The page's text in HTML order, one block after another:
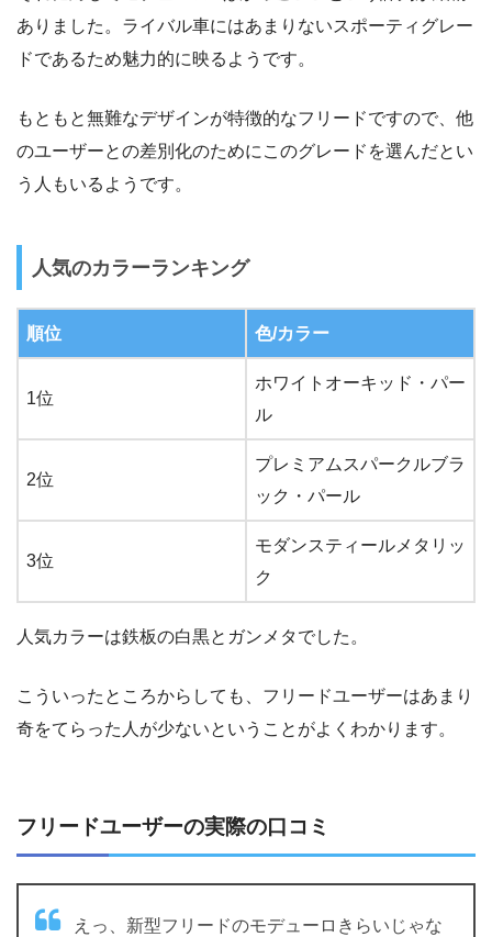
ありました。ライバル車にはあまりないスポーティグレー
ドであるため魅力的に映るようです。
もともと無難なデザインが特徴的なフリードですので、他
のユーザーとの差別化のためにこのグレードを選んだとい
う人もいるようです。
人気のカラーランキング
順位 色/カラー
1位
ホワイトオーキッド・パー
ル
2位
プレミアムスパークルブラ
ック・パール
3位
モダンスティールメタリッ
ク
人気カラーは鉄板の白黒とガンメタでした。
こういったところからしても、フリードユーザーはあまり
奇をてらった人が少ないということがよくわかります。
フリードユーザーの実際の口コミ
えっ、新型フリードのモデューロきらいじゃな